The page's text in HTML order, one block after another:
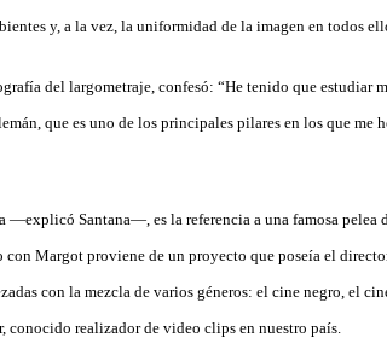
y, a la vez, la uniformidad de la imagen en todos
del largometraje, confesó: “He tenido que estudiar
que es uno de los principales pilares en los que me
—explicó Santana—, es la referencia a una famosa pelea
Margot proviene de un proyecto que poseía el
con la mezcla de varios géneros: el cine negro, el
realizador de video clips en nuestro país.